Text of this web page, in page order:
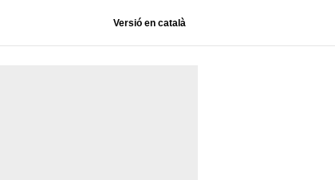
Versió en català